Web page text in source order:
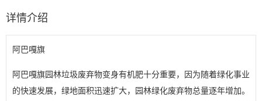
详情介绍
阿巴嘎旗
阿巴嘎旗园林垃圾废弃物变身有机肥十分重要，因为随着绿化事业
的快速发展，绿地面积迅速扩大，园林绿化废弃物总量逐年增加。